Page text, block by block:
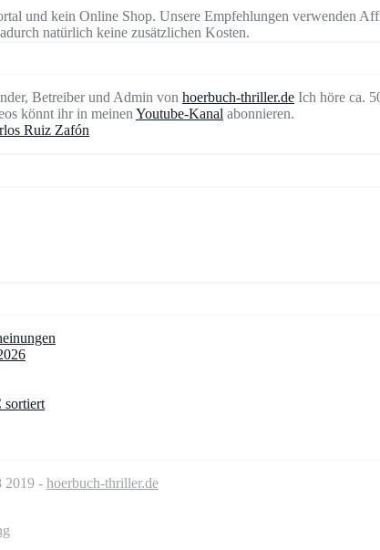
und kein Online Shop. Unsere Empfehlungen verwenden
natürlich keine zusätzlichen Kosten.
Betreiber und Admin von hoerbuch-thriller.de Ich höre ca.
könnt ihr in meinen Youtube-Kanal abonnieren.
Ruiz Zafón
sortiert
2019 - hoerbuch-thriller.de